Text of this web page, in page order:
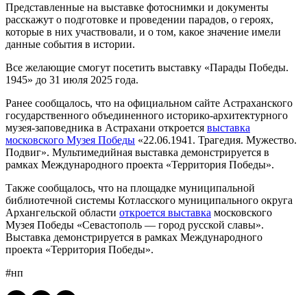
Представленные на выставке фотоснимки и документы
расскажут о подготовке и проведении парадов, о героях,
которые в них участвовали, и о том, какое значение имели
данные события в истории.
Все желающие смогут посетить выставку «Парады Победы.
1945» до 31 июля 2025 года.
Ранее сообщалось, что на официальном сайте Астраханского
государственного объединенного историко-архитектурного
музея-заповедника в Астрахани откроется выставка
московского Музея Победы «22.06.1941. Трагедия. Мужество.
Подвиг». Мультимедийная выставка демонстрируется в
рамках Международного проекта «Территория Победы».
Также сообщалось, что на площадке муниципальной
библиотечной системы Котласского муниципального округа
Архангельской области откроется выставка московского
Музея Победы «Севастополь — город русской славы».
Выставка демонстрируется в рамках Международного
проекта «Территория Победы».
#нп